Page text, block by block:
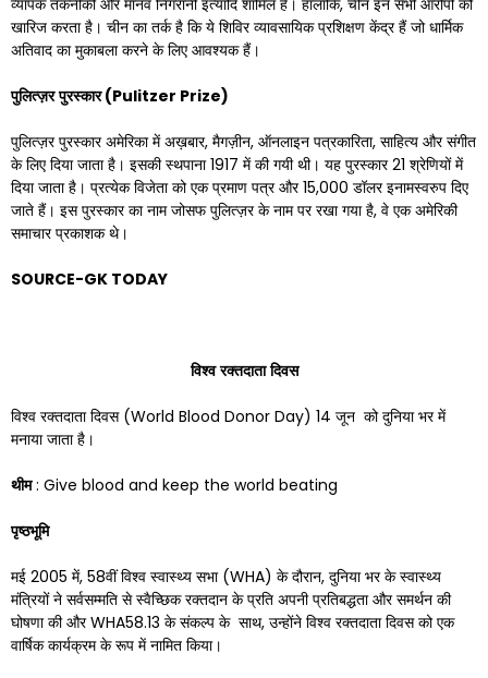
खारिज करता है। चीन का तर्क है कि ये शिविर व्यावसायिक प्रशिक्षण केंद्र हैं जो धार्मिक
अतिवाद का मुकाबला करने के लिए आवश्यक हैं।
पुलित्ज़र पुरस्कार(Pulitzer Prize)
पुलित्ज़र पुरस्कार अमेरिका में अख़बार, मैगज़ीन, ऑनलाइन पत्रकारिता, साहित्य और संगीत
के लिए दिया जाता है। इसकी स्थपाना 1917 में की गयी थी। यह पुरस्कार 21 श्रेणियों में
दिया जाता है। प्रत्येक विजेता को एक प्रमाण पत्र और 15,000 डॉलर इनामस्वरुप दिए
जाते हैं। इस पुरस्कार का नाम जोसफ पुलित्ज़र के नाम पर रखा गया है, वे एक अमेरिकी
समाचार प्रकाशक थे।
SOURCE-GK TODAY
विश्व रक्तदाता दिवस
विश्व रक्तदाता दिवस (World Blood Donor Day) 14 जून को दुनिया भर में
मनाया जाता है।
थीम: Give blood and keep the world beating
पृष्ठभूमि
मई 2005 में, 58वीं विश्व स्वास्थ्य सभा (WHA) के दौरान, दुनिया भर के स्वास्थ्य
मंत्रियों ने सर्वसम्मति से स्वैच्छिक रक्तदान के प्रति अपनी प्रतिबद्धता और समर्थन की
घोषणा की और WHA58.13 के संकल्प के साथ, उन्होंने विश्व रक्तदाता दिवस को एक
वार्षिक कार्यक्रम के रूप में नामित किया।